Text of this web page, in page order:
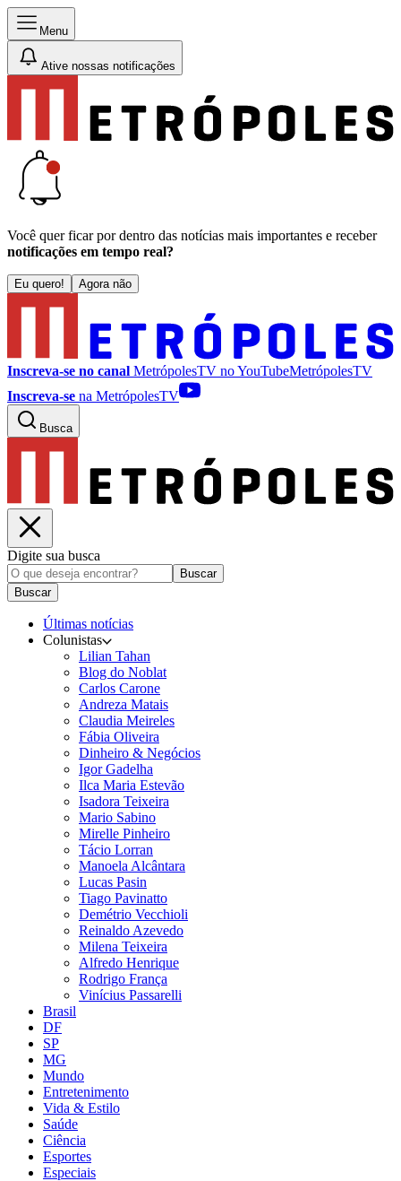
Menu
Ative nossas notificações
Você quer ficar por dentro das notícias mais importantes e receber
notificações em tempo real?
Eu quero! Agora não
Inscreva-se no canal MetrópolesTV noYouTubeMetrópolesTV
Inscreva-se na MetrópolesTV
Busca
Digite sua busca
Buscar
Buscar
Últimas notícias
Colunistas
Lilian Tahan
Blog do Noblat
Carlos Carone
Andreza Matais
Claudia Meireles
Fábia Oliveira
Dinheiro & Negócios
Igor Gadelha
Ilca Maria Estevão
Isadora Teixeira
Mario Sabino
Mirelle Pinheiro
Tácio Lorran
Manoela Alcântara
Lucas Pasin
Tiago Pavinatto
Demétrio Vecchioli
Reinaldo Azevedo
Milena Teixeira
Alfredo Henrique
Rodrigo França
Vinícius Passarelli
Brasil
DF
SP
MG
Mundo
Entretenimento
Vida & Estilo
Saúde
Ciência
Esportes
Especiais